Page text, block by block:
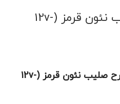
پروژکتور طرح صلیب نئون قرمز (12v-
مرکز پخش پروژکتور طرح صلیب نئون قرمز (12v-